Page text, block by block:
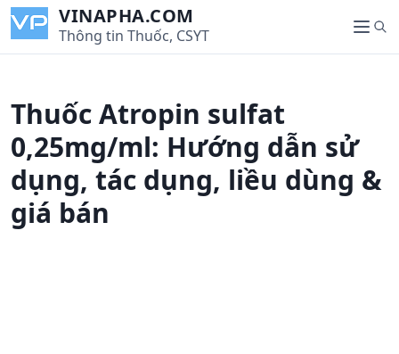
i
VINAPHA.COM
Thông tin Thuốc, CSYT
M
e
S
e
Thuốc Atropin sulfat
0,25mg/ml: Hướng dẫn sử
dụng, tác dụng, liều dùng &
giá bán